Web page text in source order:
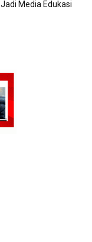
Media Edukasi